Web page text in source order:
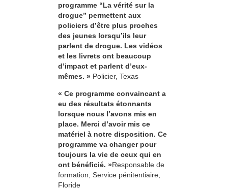
programme “La vérité sur la
drogue” permettent aux
policiers d’être plus proches
des jeunes lorsqu’ils leur
parlent de drogue. Les vidéos
et les livrets ont beaucoup
d’impact et parlent d’eux-
mêmes. » Policier, Texas
« Ce programme convaincant a
eu des résultats étonnants
lorsque nous l’avons mis en
place. Merci d’avoir mis ce
matériel à notre disposition. Ce
programme va changer pour
toujours la vie de ceux qui en
ont bénéficié. »Responsable de
formation, Service pénitentiaire,
Floride